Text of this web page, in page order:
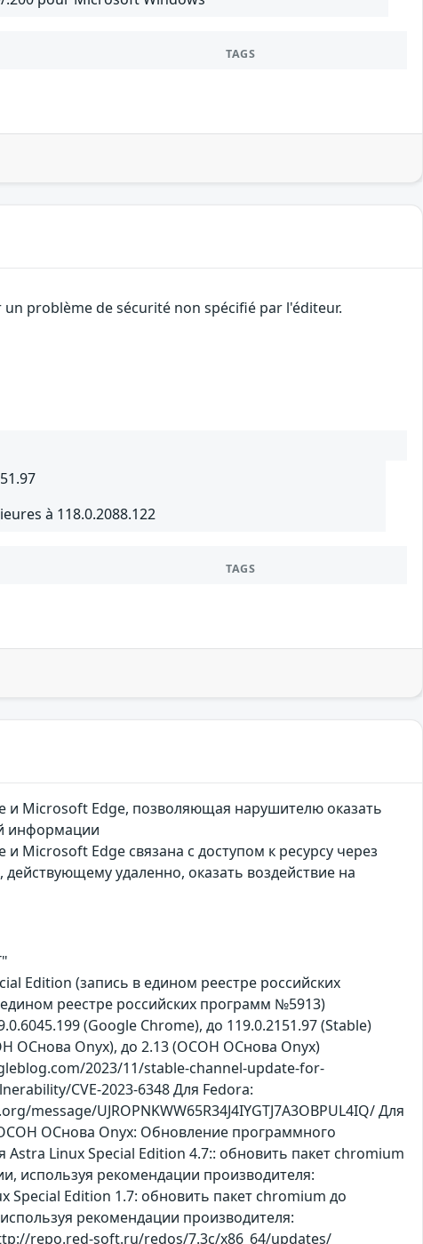
TAGS
problème de sécurité non spécifié par l'éditeur.
à 118.0.2088.122
TAGS
и Microsoft Edge, позволяющая нарушителю оказать
информации
Microsoft Edge связана с доступом к ресурсу через
удаленно, оказать воздействие на
Edition (запись в едином реестре российских
реестре российских программ №5913)
(Google Chrome), до 119.0.2151.97 (Stable)
ОСнова Оnyx), до 2.13 (ОСОН ОСнова Оnyx)
2023/11/stable-channel-update-for-
CVE-2023-6348 Для Fedora:
UJROPNKWW65R34J4IYGTJ7A3OBPUL4IQ/ Для
ОСнова Оnyx: Обновление программного
Linux Special Edition 4.7:: обновить пакет chromium
используя рекомендации производителя:
Edition 1.7: обновить пакет chromium до
рекомендации производителя:
repo.red-soft.ru/redos/7.3c/x86_64/updates/